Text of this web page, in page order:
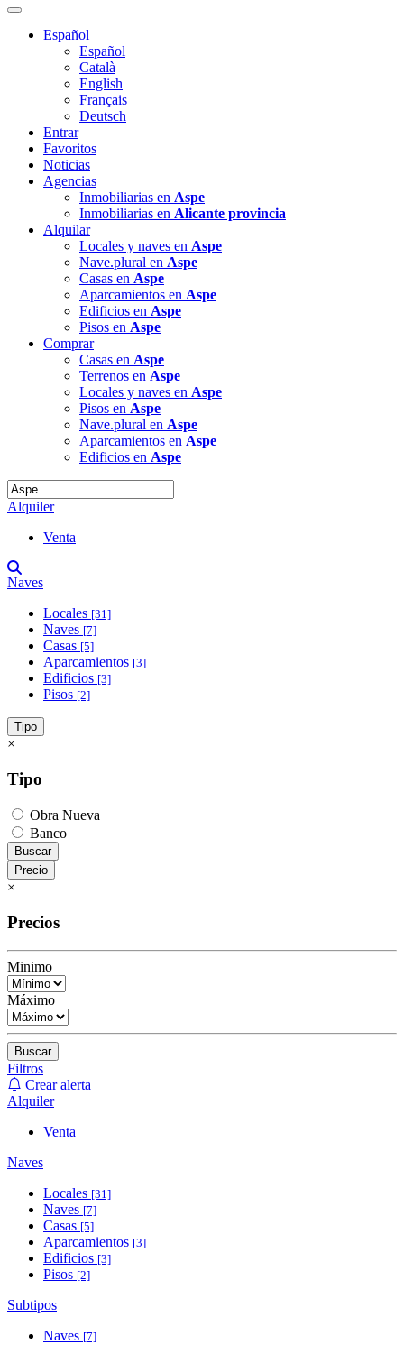
Español
Español
Català
English
Français
Deutsch
Entrar
Favoritos
Noticias
Agencias
Inmobiliarias en Aspe
Inmobiliarias en Alicante provincia
Alquilar
Locales y naves en Aspe
Nave.plural en Aspe
Casas en Aspe
Aparcamientos en Aspe
Edificios en Aspe
Pisos en Aspe
Comprar
Casas en Aspe
Terrenos en Aspe
Locales y naves en Aspe
Pisos en Aspe
Nave.plural en Aspe
Aparcamientos en Aspe
Edificios en Aspe
Alquiler
Venta
Naves
Locales [31]
Naves [7]
Casas [5]
Aparcamientos [3]
Edificios [3]
Pisos [2]
Tipo
×
Tipo
Obra Nueva
Banco
Buscar
Precio
×
Precios
Minimo
Máximo
Buscar
Filtros
Crear alerta
Alquiler
Venta
Naves
Locales [31]
Naves [7]
Casas [5]
Aparcamientos [3]
Edificios [3]
Pisos [2]
Subtipos
Naves [7]